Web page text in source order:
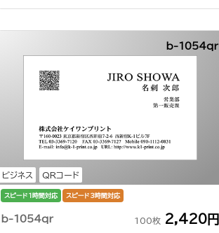
ビジネス QRコード
b-1054qr
スピード1時間対応 スピード3時間対応
b-1054qr 100枚 2,420円